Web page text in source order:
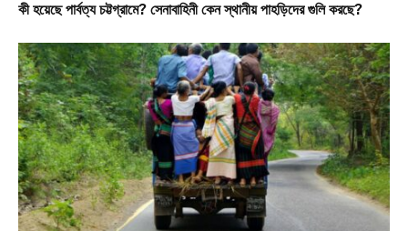
কী হয়েছে পার্বত্য চট্টগ্রামে? সেনাবাহিনী কেন স্থানীয় পাহড়িদের গুলি করছে?